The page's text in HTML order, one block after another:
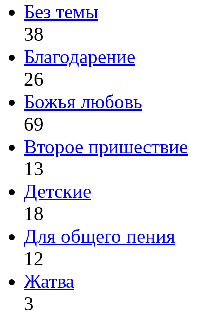
Без темы
38
Благодарение
26
Божья любовь
69
Второе пришествие
13
Детские
18
Для общего пения
12
Жатва
3